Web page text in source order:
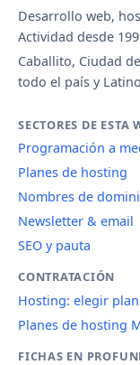
Desarrollo web,
Actividad desde
Caballito, Ciudad
todo el país y
SECTORES DE ESTA
Programación a
Planes de hosting
Nombres de
Newsletter & email
SEO y pauta
CONTRATACIÓN
Hosting: elegir
Planes de hosting
FICHAS EN